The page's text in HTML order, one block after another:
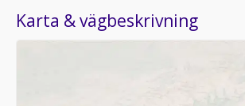
Karta & vägbeskrivning